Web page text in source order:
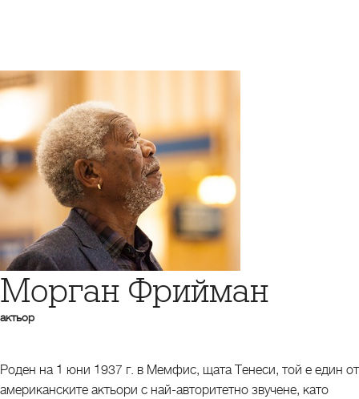
Морган Фрийман
актьор
Роден на 1 юни 1937 г. в Мемфис, щата Тенеси, той е един от
американските актьори с най-авторитетно звучене, като